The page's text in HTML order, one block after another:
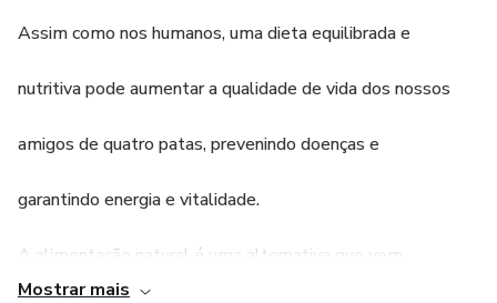
Assim como nos humanos, uma dieta equilibrada e
nutritiva pode aumentar a qualidade de vida dos nossos
amigos de quatro patas, prevenindo doenças e
garantindo energia e vitalidade.
A alimentação natural é uma alternativa que vem
ganhando
Mostrar mais